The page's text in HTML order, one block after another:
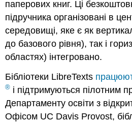
паперових книг. Ці
підручника організовані в
середовищі, яке є як
до базового рівня), так і
областях) інтегровано.
Бібліотеки LibreTexts
® і підтримуються пілотним
Департаменту освіти з
Офісом UC Davis Provost,